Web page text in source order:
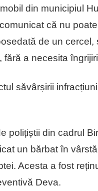
din municipiul
că nu
de un cercel,
a necesita
săvârșirii
polițiștii din cadrul
un bărbat în
Acesta a fost
Deva.